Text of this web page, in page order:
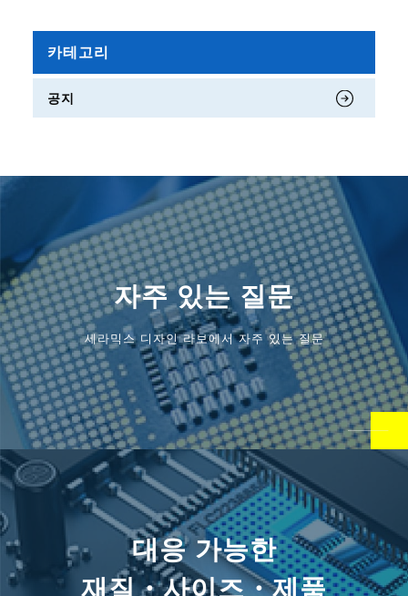
카테고리
공지
자주 있는 질문
세라믹스 디자인 라보에서 자주 있는 질문
대응 가능한
재질・사이즈・제품